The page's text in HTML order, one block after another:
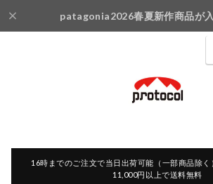
patagonia2026春夏新作商品が入
16時までのご注文で当日出荷可能（一部商品除く
11,000円以上で送料無料